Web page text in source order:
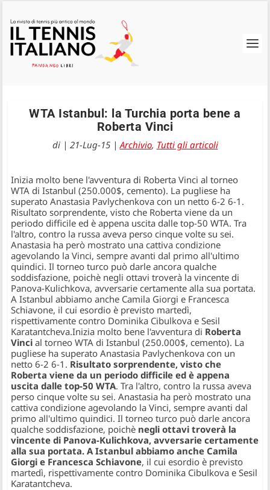
WTA Istanbul: la Turchia porta bene a
Roberta Vinci
di | 21-Lug-15|Archivio, Tutti gli articoli
Inizia molto bene l'avventura di Roberta Vinci al torneo
WTA di Istanbul (250.000$, cemento). La pugliese ha
superato Anastasia Pavlychenkova con un netto 6-2 6-1.
Risultato sorprendente, visto che Roberta viene da un
periodo difficile ed è appena uscita dalle top-50 WTA. Tra
l'altro, contro la russa aveva perso cinque volte su sei.
Anastasia ha però mostrato una cattiva condizione
agevolando la Vinci, sempre avanti dal primo all'ultimo
quindici. Il torneo turco può darle ancora qualche
soddisfazione, poichè negli ottavi troverà la vincente di
Panova-Kulichkova, avversarie certamente alla sua portata.
A Istanbul abbiamo anche Camila Giorgi e Francesca
Schiavone, il cui esordio è previsto martedì,
rispettivamente contro Dominika Cibulkova e Sesil
Karatantcheva.Inizia molto bene l'avventura di Roberta
Vinci al torneo WTA di Istanbul (250.000$, cemento). La
pugliese ha superato Anastasia Pavlychenkova con un
netto 6-2 6-1. Risultato sorprendente, visto che
Roberta viene da un periodo difficile ed è appena
uscita dalle top-50 WTA. Tra l'altro, contro la russa aveva
perso cinque volte su sei. Anastasia ha però mostrato una
cattiva condizione agevolando la Vinci, sempre avanti dal
primo all'ultimo quindici. Il torneo turco può darle ancora
qualche soddisfazione, poichè negli ottavi troverà la
vincente di Panova-Kulichkova, avversarie certamente
alla sua portata. A Istanbul abbiamo anche Camila
Giorgi e Francesca Schiavone, il cui esordio è previsto
martedì, rispettivamente contro Dominika Cibulkova e Sesil
Karatantcheva.